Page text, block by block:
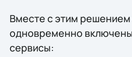
Вместе с этим
одновременно включены
сервисы: